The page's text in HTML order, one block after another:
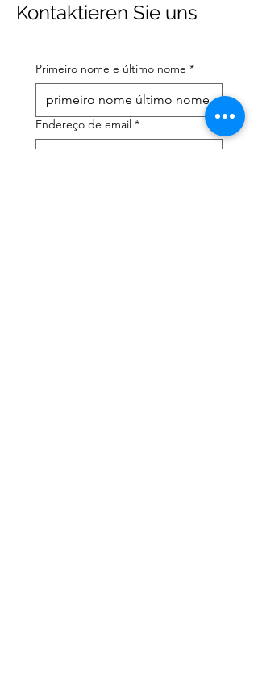
Kontaktieren Sie uns
Primeiro nome e último nome *
Endereço de email *